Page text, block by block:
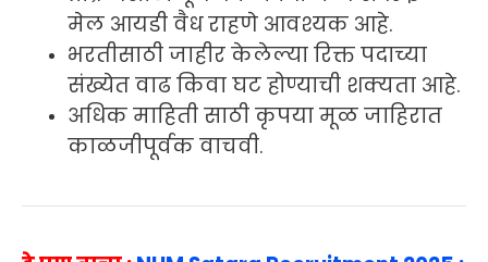
मेल आयडी वैध राहणे आवश्यक आहे.
भरतीसाठी जाहीर केलेल्या रिक्त पदाच्या
संख्येत वाढ किवा घट होण्याची शक्यता आहे.
अधिक माहिती साठी कृपया मूळ जाहिरात
काळजीपूर्वक वाचवी.